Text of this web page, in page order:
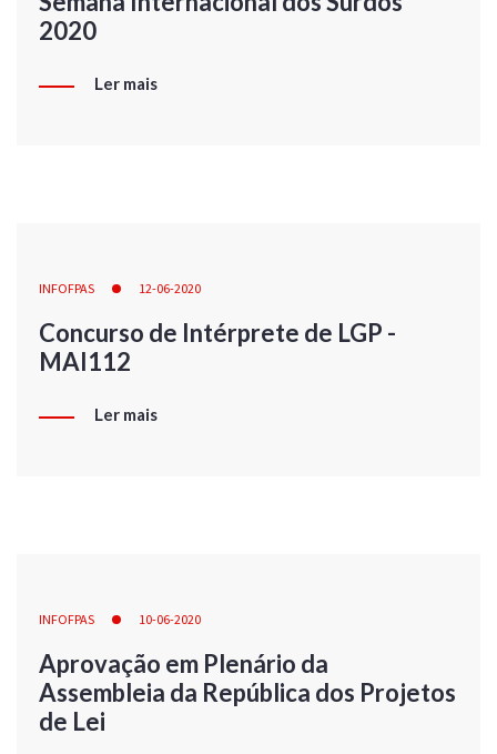
2020
Ler mais
INFOFPAS 12-06-2020
Concurso de Intérprete de LGP -
MAI112
Ler mais
INFOFPAS 10-06-2020
Aprovação em Plenário da
Assembleia da República dos Projetos
de Lei